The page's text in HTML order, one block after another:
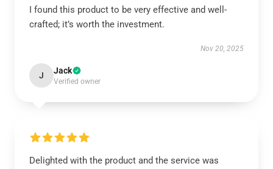
I found this product to be very effective and well-
crafted; it’s worth the investment.
Nov 20, 2025
J Jack
Verified owner
Delighted with the product and the service was